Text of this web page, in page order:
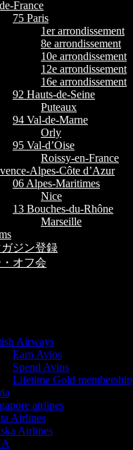
France
75 Paris
1er arrondissement
8e arrondissement
10e arrondissement
12e arrondissement
16e arrondissement
92 Hauts-de-Seine
Puteaux
94 Val-de-Marne
Orly
95 Val-d’Oise
Roissy-en-France
Alpes-Côte d’Azur
06 Alpes-Maritimes
Nice
13 Bouches-du-Rhône
Marseille
ガジン登録
オフ会
Airways
Earn Avios
Spend Avios
Lifetime Gold membership
airlines
Airlines
Airlines